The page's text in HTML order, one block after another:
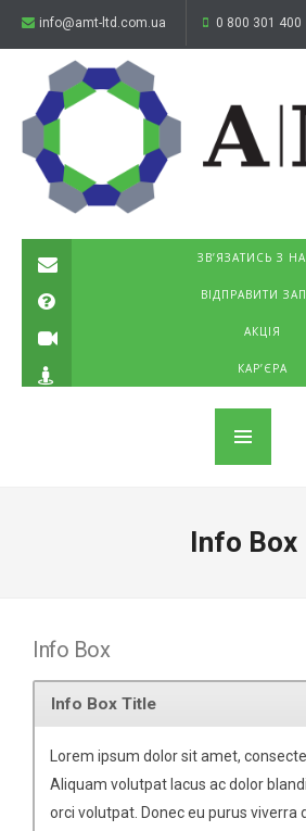
info@amt-ltd.com.ua 0 800 301 400
ЗВ’ЯЗАТИСЬ З
ВІДПРАВИТИ
АКЦІЯ
КАР’ЄРА
Info Box
Info Box
Info Box Title
Lorem ipsum dolor sit amet,
Aliquam volutpat lacus ac dolor
orci volutpat. Donec eu purus viverra